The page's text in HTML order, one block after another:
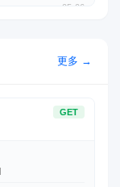
05-06
更多 →
GET